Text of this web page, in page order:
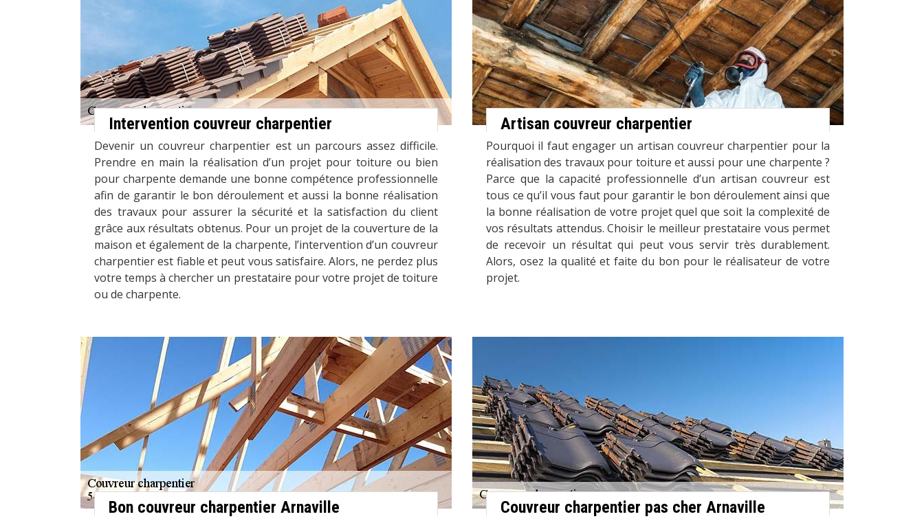
Intervention couvreur charpentier
Devenir un couvreur charpentier est un parcours assez difficile.
Prendre en main la réalisation d’un projet pour toiture ou bien
pour charpente demande une bonne compétence professionnelle
afin de garantir le bon déroulement et aussi la bonne réalisation
des travaux pour assurer la sécurité et la satisfaction du client
grâce aux résultats obtenus. Pour un projet de la couverture de la
maison et également de la charpente, l’intervention d’un couvreur
charpentier est fiable et peut vous satisfaire. Alors, ne perdez plus
votre temps à chercher un prestataire pour votre projet de toiture
ou de charpente.
Artisan couvreur charpentier
Pourquoi il faut engager un artisan couvreur charpentier pour la
réalisation des travaux pour toiture et aussi pour une charpente ?
Parce que la capacité professionnelle d’un artisan couvreur est
tous ce qu’il vous faut pour garantir le bon déroulement ainsi que
la bonne réalisation de votre projet quel que soit la complexité de
vos résultats attendus. Choisir le meilleur prestataire vous permet
de recevoir un résultat qui peut vous servir très durablement.
Alors, osez la qualité et faite du bon pour le réalisateur de votre
projet.
Bon couvreur charpentier Arnaville Couvreur charpentier pas cher Arnaville